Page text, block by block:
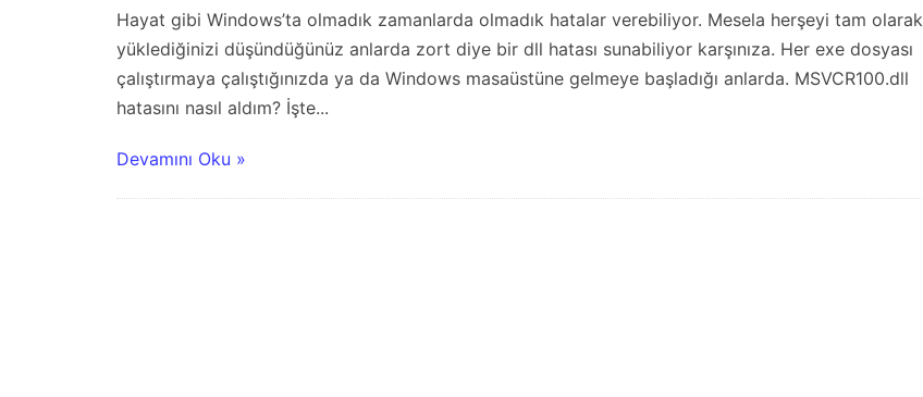
Hayat gibi Windows’ta olmadık zamanlarda olmadık hatalar verebiliyor. Mesela herşeyi tam olarak
yüklediğinizi düşündüğünüz anlarda zort diye bir dll hatası sunabiliyor karşınıza. Her exe dosyası
çalıştırmaya çalıştığınızda ya da Windows masaüstüne gelmeye başladığı anlarda. MSVCR100.dll
hatasını nasıl aldım? İşte...
Devamını Oku »